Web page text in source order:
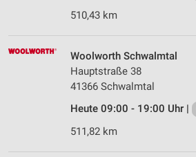
510,43 km
Woolworth Schwalmtal
Hauptstraße 38
41366 Schwalmtal
Heute 09:00 - 19:00 Uhr |
511,82 km